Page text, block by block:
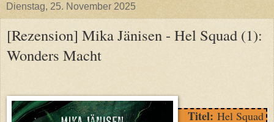
Dienstag, 25. November 2025
[Rezension] Mika Jänisen - Hel Squad (1):
Wonders Macht
Titel: Hel Squad